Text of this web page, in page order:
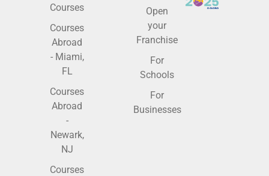
Courses
Courses
Abroad
- Miami,
FL
Courses
Abroad
-
Newark,
NJ
Courses
Open
your
Franchise
For
Schools
For
Businesses